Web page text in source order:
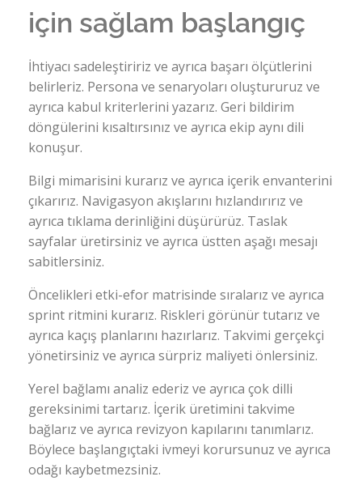
için sağlam başlangıç
İhtiyacı sadeleştiririz ve ayrıca başarı ölçütlerini
belirleriz. Persona ve senaryoları oluştururuz ve
ayrıca kabul kriterlerini yazarız. Geri bildirim
döngülerini kısaltırsınız ve ayrıca ekip aynı dili
konuşur.
Bilgi mimarisini kurarız ve ayrıca içerik envanterini
çıkarırız. Navigasyon akışlarını hızlandırırız ve
ayrıca tıklama derinliğini düşürürüz. Taslak
sayfalar üretirsiniz ve ayrıca üstten aşağı mesajı
sabitlersiniz.
Öncelikleri etki-efor matrisinde sıralarız ve ayrıca
sprint ritmini kurarız. Riskleri görünür tutarız ve
ayrıca kaçış planlarını hazırlarız. Takvimi gerçekçi
yönetirsiniz ve ayrıca sürpriz maliyeti önlersiniz.
Yerel bağlamı analiz ederiz ve ayrıca çok dilli
gereksinimi tartarız. İçerik üretimini takvime
bağlarız ve ayrıca revizyon kapılarını tanımlarız.
Böylece başlangıçtaki ivmeyi korursunuz ve ayrıca
odağı kaybetmezsiniz.